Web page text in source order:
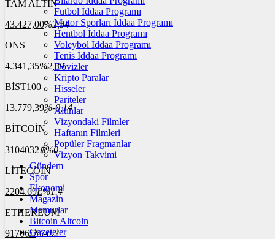
TAM ALTIN
43.427,00%2,54
ONS
4.341,35%2,39
BİST100
13.779,39%-0,14
BİTCOİN
3104032฿%0
LİTECOİN
2204.69Ł%1.4
ETHEREUM
91706Ξ%-0.2
Futbol İddaa Programı
Motor Sporları İddaa Programı
Hentbol İddaa Programı
Voleybol İddaa Programı
Tenis İddaa Programı
Dövizler
Kripto Paralar
Hisseler
Pariteler
Altınlar
Vizyondaki Filmler
Haftanın Filmleri
Popüler Fragmanlar
Vizyon Takvimi
Gündem
Spor
Ekonomi
Magazin
Memurlar
Bitcoin Altcoin
Gazeteler